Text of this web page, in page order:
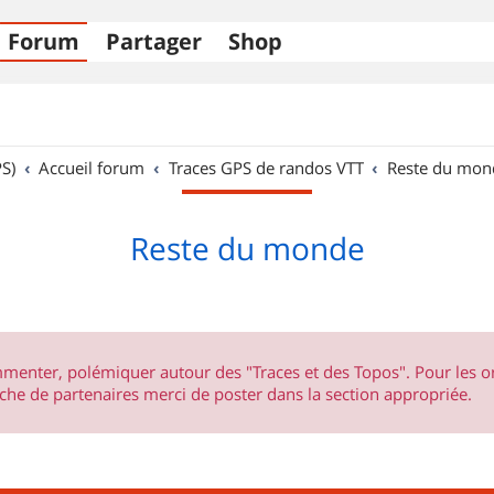
Forum Partager Shop
Accueil forum Traces GPS de randos VTT Reste du
Reste du monde
polémiquer autour des "Traces et des Topos". Pour les
de partenaires merci de poster dans la section appropriée.